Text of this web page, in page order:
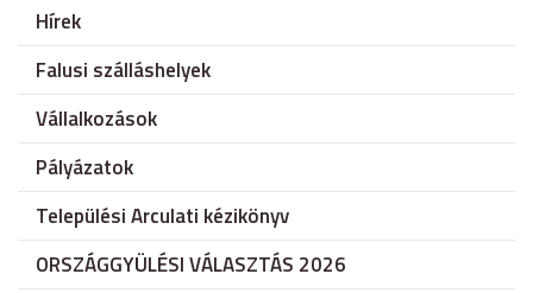
Hírek
Falusi szálláshelyek
Vállalkozások
Pályázatok
Települési Arculati kézikönyv
ORSZÁGGYÜLÉSI VÁLASZTÁS 2026